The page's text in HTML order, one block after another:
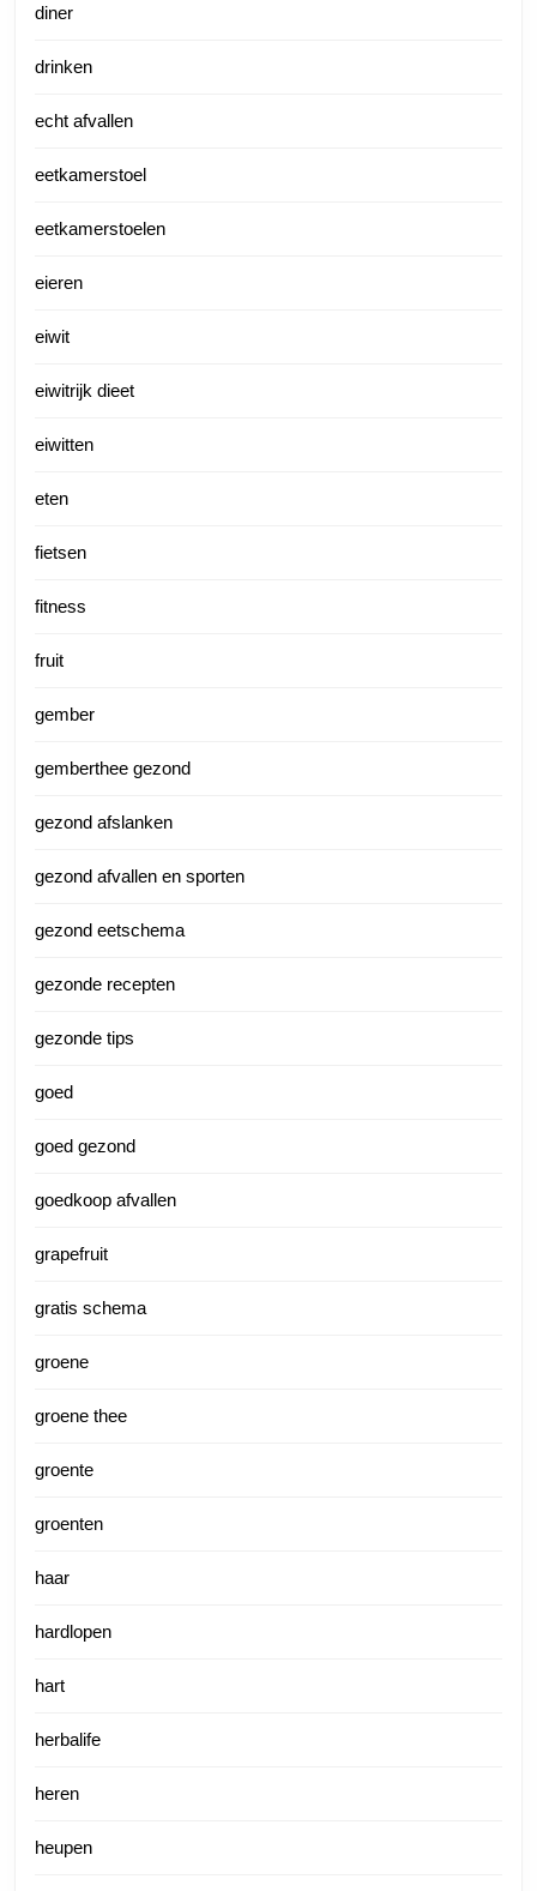
diner
drinken
echt afvallen
eetkamerstoel
eetkamerstoelen
eieren
eiwit
eiwitrijk dieet
eiwitten
eten
fietsen
fitness
fruit
gember
gemberthee gezond
gezond afslanken
gezond afvallen en sporten
gezond eetschema
gezonde recepten
gezonde tips
goed
goed gezond
goedkoop afvallen
grapefruit
gratis schema
groene
groene thee
groente
groenten
haar
hardlopen
hart
herbalife
heren
heupen